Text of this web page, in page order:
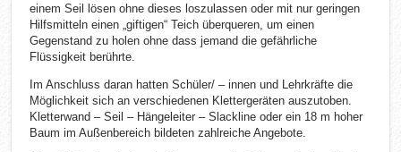
einem Seil lösen ohne dieses loszulassen oder mit nur geringen
Hilfsmitteln einen „giftigen“ Teich überqueren, um einen
Gegenstand zu holen ohne dass jemand die gefährliche
Flüssigkeit berührte.
Im Anschluss daran hatten Schüler/ – innen und Lehrkräfte die
Möglichkeit sich an verschiedenen Klettergeräten auszutoben.
Kletterwand – Seil – Hängeleiter – Slackline oder ein 18 m hoher
Baum im Außenbereich bildeten zahlreiche Angebote.